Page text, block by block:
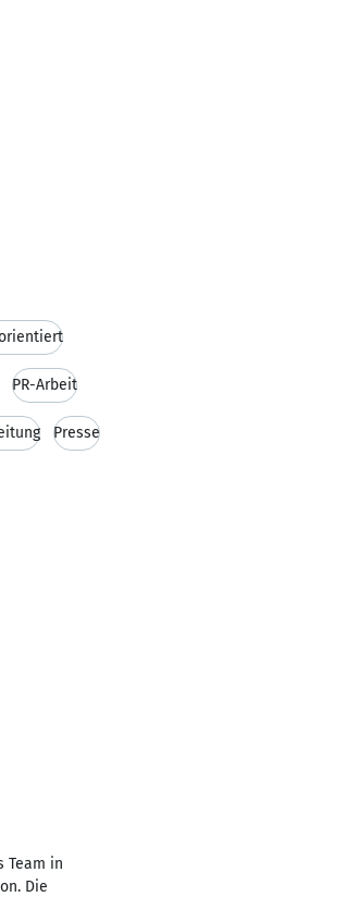
PR-Arbeit
Presse
Team in
Die